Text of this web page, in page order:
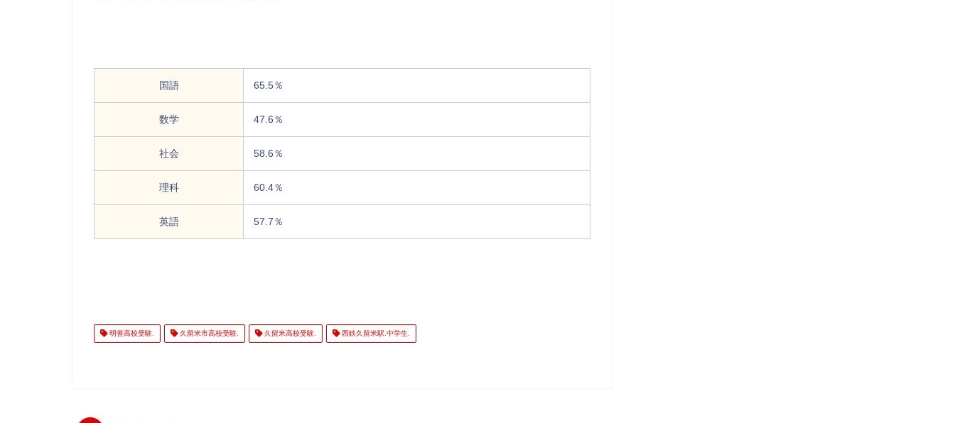
国語 65.5％
数学 47.6％
社会 58.6％
理科 60.4％
英語 57.7％
明善高校受験. 久留米市高校受験. 久留米高校受験. 西鉄久留米駅.中学生.